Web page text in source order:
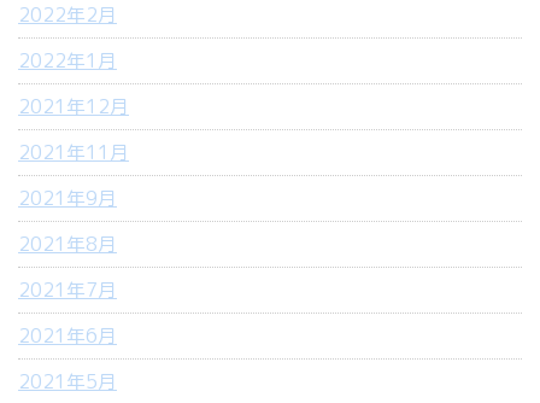
2022年2月
2022年1月
2021年12月
2021年11月
2021年9月
2021年8月
2021年7月
2021年6月
2021年5月